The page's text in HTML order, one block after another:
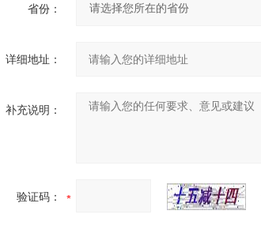
省份：
详细地址：
补充说明：
验证码：